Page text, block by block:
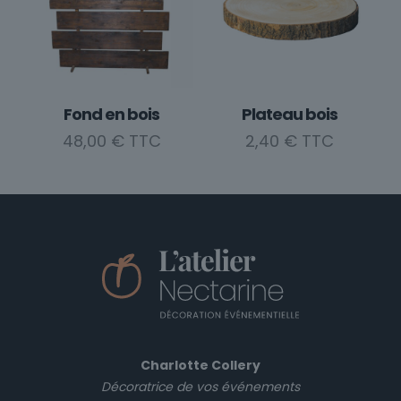
Fond en bois
48,00 €
Plateau bois
2,40 €
Charlotte Collery
Décoratrice de vos événements